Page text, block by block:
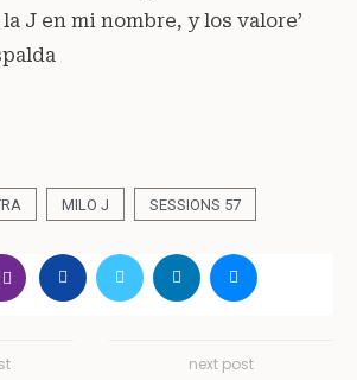
J en mi nombre, y los valore’
MILO J SESSIONS 57
next post